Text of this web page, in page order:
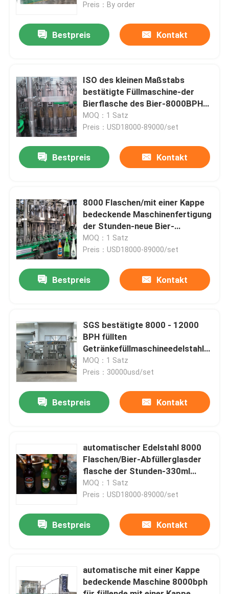
Produkte
Über uns
Fabrik-Ausflug
Treten Sie mit uns in Verbindung
Nachrichten
Fordern Sie ein Zitat
Automatische ÖlFüllmaschine
Preis：By order
Bestpreis Kontakt
ISO des kleinen Maßstabs
bestätigte Füllmaschine-der
Bierflasche des Bier-8000BPH
füllende mit einer Kappe
bedeckende Maschine
MOQ：1 Satz
Preis：USD18000-89000/set
Bestpreis Kontakt
8000 Flaschen/mit einer Kappe
bedeckende Maschinenfertigung
der Stunden-neue Bier-
Füllmaschine in China
MOQ：1 Satz
Preis：USD18000-89000/set
Bestpreis Kontakt
SGS bestätigte 8000 - 12000
BPH füllten
Getränkefüllmaschineedelstahl
ab
MOQ：1 Satz
Preis：30000usd/set
Bestpreis Kontakt
automatischer Edelstahl 8000
Flaschen/Bier-Abfüllerglasder
flasche der Stunden-330ml
automatische füllende mit einer
Kappe bedeckende Maschine
MOQ：1 Satz
Preis：USD18000-89000/set
Bestpreis Kontakt
automatische mit einer Kappe
bedeckende Maschine 8000bph